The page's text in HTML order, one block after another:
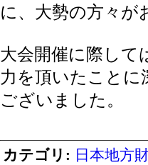
に、大勢の方々が
大会開催に際して
力を頂いたことに
ございました。
カテゴリ : 日本地方